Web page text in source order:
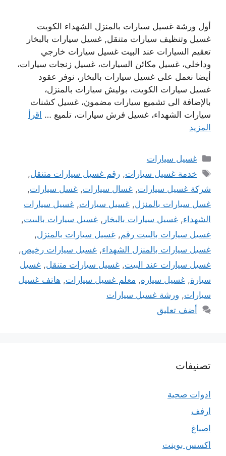
أول ورشة غسيل سيارات بالمنزل الشهداء الكويت
غسيل وتنظيف سيارات متنقل, غسيل سيارات بالبخار
تعقيم السيارات عند البيت غسيل سيارات خارجي
وداخلي، غسيل مكائن السيارات، غسيل زنجات سيارات،
أيضا نعمل على غسيل سيارات بالبخار، نوفر عقود
غسيل سيارات الكويت، بوليش سيارات بالمنزل،
بالإضافة الى تشميع سيارات مضمون، غسيل كشنات
سيارات الشهداء، غسيل فرش سيارات، تلميع … اقرأ
المزيد
التصنيفات
غسيل سيارات
الوسوم
خدمة غسيل سيارات,رقم غسيل سيارات متنقل,
شركة غسيل سيارات, غسال سيارات, غسل سيارات,
غسل سيارات بالمنزل, غسيل سيارات, غسيل سيارات
الشهداء, غسيل سيارات بالبخار , غسيل سيارات بالبيت,
غسيل سيارات بالبيت رقم, غسيل سيارات بالمنزل,
غسيل سيارات بالمنزل الشهداء, غسيل سيارات رخيص,
غسيل سيارات عند البيت, غسيل سيارات متنقل, غسيل
سيارة, غسيل سياره, معلم غسيل سيارات, هاتف غسيل
سيارات, ورشة غسيل سيارات
أضف تعليق
تصنيفات
ادوات صحية
ارفف
اصباغ
اكسس بوينت